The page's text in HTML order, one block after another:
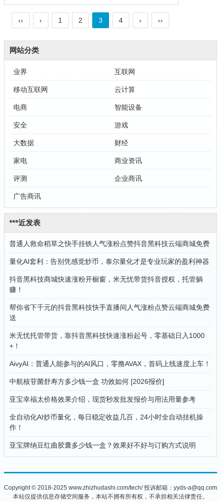
‹‹ ‹ 1 2 3 4 › ››
网站分类
业界 互联网
移动互联网 云计算
电商 智能设备
安全 游戏
大数据 财经
家电 商业资讯
评测 企业商讯
广告商讯
***近发表
普通人救命稻草之快手挂铁人气涨粉点赞抖音黑科技云端商城免费
量化AI套利：告别凭感觉炒币，泰尔量化才是专业玩家的盈利神器
抖音黑科技商城快速涨粉开橱窗，米无忧带货抖音授权，托管躺
赚！
帮你省下千元的抖音黑科技快手直播间人气涨粉点赞云端商城免费
送
米无忧托管带货，靠抖音黑科技快速涨粉起号，零基础日入1000
+！
AivyAI：普通人能参与的AI风口，零撸AVAX，首码上线速度上车！
中航核苷菌舒寿方多少钱一盒 功效如何 [2026报价]
亚宝幸福太价格效果介绍，现货秒发批发报价与用法用量参考
全自动化AI炒币量化，每日稳定收益几百，24小时全自动挂机操
作！
亚宝牌纳豆红曲胶囊多少钱一盒？效果好不好与订购方式说明
Copyright © 2018-2025 www.zhizhudashi.com/tech/ 投诉邮箱：yyds-a@qq.com
本站仅提供信息存储空间服务，本站不拥有所有权，不承担相关法律责任。